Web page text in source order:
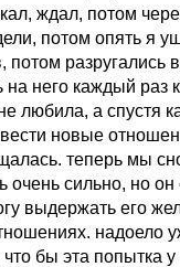
ждал, потом
потом опять я
разругались
него каждый раз
любила, а спустя
новые
теперь мы
очень сильно, но
выдержать его
надоело
бы эта попытка